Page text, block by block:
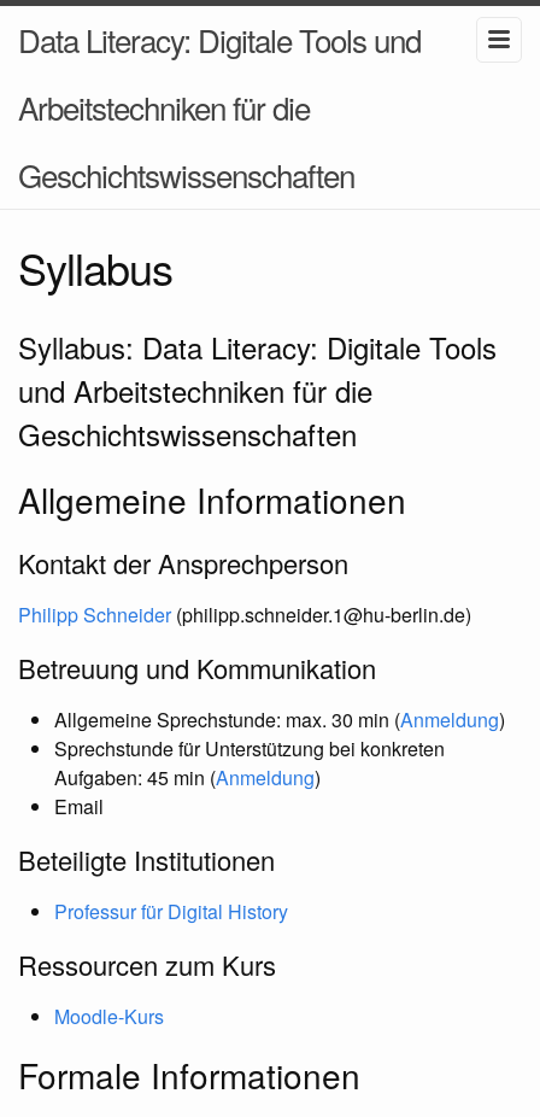
Data Literacy: Digitale Tools und
Arbeitstechniken für die
Geschichtswissenschaften
Syllabus
Syllabus: Data Literacy: Digitale Tools
und Arbeitstechniken für die
Geschichtswissenschaften
Allgemeine Informationen
Kontakt der Ansprechperson
Philipp Schneider(philipp.schneider.1@hu-berlin.de)
Betreuung und Kommunikation
Allgemeine Sprechstunde: max. 30 min (Anmeldung)
Sprechstunde für Unterstützung bei konkreten
Aufgaben: 45 min (Anmeldung)
Email
Beteiligte Institutionen
Professur für Digital History
Ressourcen zum Kurs
Moodle-Kurs
Formale Informationen